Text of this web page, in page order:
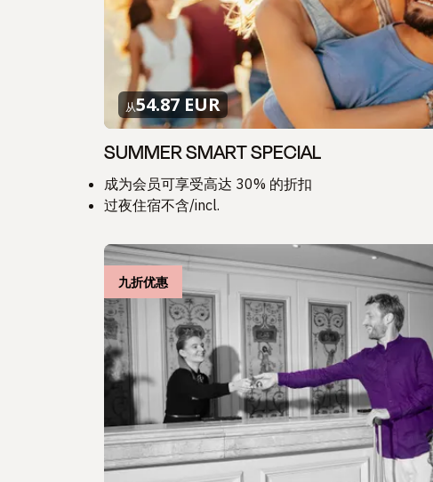
从54.87 EUR
SUMMER SMART SPECIAL
成为会员可享受高达 30% 的折扣
过夜住宿不含/incl.
九折优惠